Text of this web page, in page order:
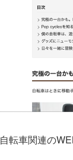
自転車関連の